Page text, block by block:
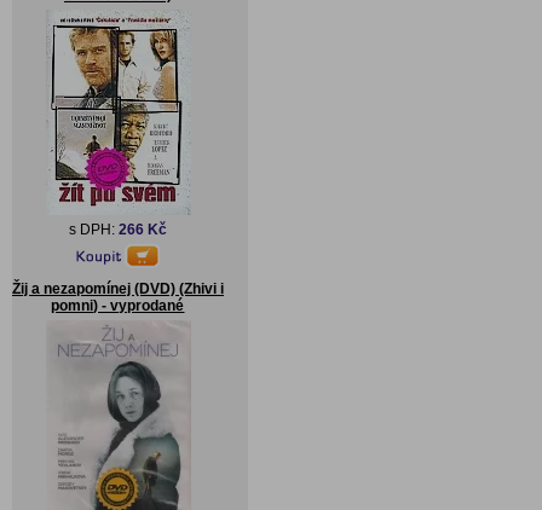
s DPH: 266 Kč
Žij a nezapomínej (DVD) (Zhivi i
pomni) - vyprodané